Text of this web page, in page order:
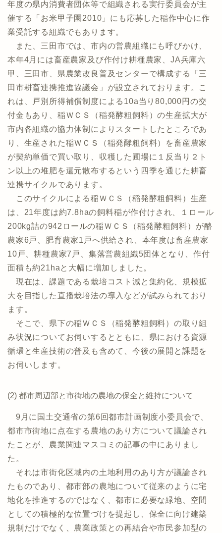
年度の県内消費者団体等で組織される実行委員会が主
催する「お米甲子園2010」にも応募した稲作中心に作
業受託する組織でもあります。
また、三田市では、市内の営農組織にも呼びかけ、
本年4月には畜産農家及び作付け耕種農家、JA兵庫六
甲、三田市、県農業改良普及センターで構成する「三
田市耕畜連携推進協議会」が設立されております。こ
れは、戸別所得補償制度による10a当り80,000円の交
付金もあり、稲ＷＣＳ（稲発酵粗飼料）の生産拡大が
市内各組織の協力体制によりスタートしたところであ
り、生産された稲ＷＣＳ（稲発酵粗飼料）を畜産農家
が契約単価で買い取り、収穫した圃場に１反当り２ト
ン以上の堆肥を還元散布するという四季を通じた耕畜
連携サイクルであります。
このサイクルによる稲ＷＣＳ（稲発酵粗飼料）生産
は、21年度は約7.8haの飼料稲が作付けされ、１ロール
200kg詰の942ロールの稲ＷＣＳ（稲発酵粗飼料）が酪
農家6戸、肥育農家1戸へ供給され、本年度は畜産農家
10戸、耕種農家7戸、集落営農組織5団体となり、作付
面積も約21haと大幅に増加しました。
現在は、課題である栽培コスト減と集約化、規模拡
大を目指した直播栽培法の導入などが試みられており
ます。
そこで、県下の稲ＷＣＳ（稲発酵粗飼料）の取り組
み状況についてお伺いするとともに、県における資源
循環と生産技術の普及も含めて、今後の展開と課題を
お伺いします。
(2) 都市周辺部と市街地の農地の保全と維持について
9月に国土交通省の第6回都市計画制度小委員会で、
都市市街地に点在する農地のあり方について議論され
たことが、農業関連マスコミの記事の中にありまし
た。
それは市街化区域内の土地利用のあり方が議論され
たものであり、都市部の農地について従来のように宅
地化を推進するのではなく、都市に必要な緑地、空間
としての積極的な位置づけを提起し、保全に向け建築
規制だけでなく、農業政策との再結合や市民参加型の